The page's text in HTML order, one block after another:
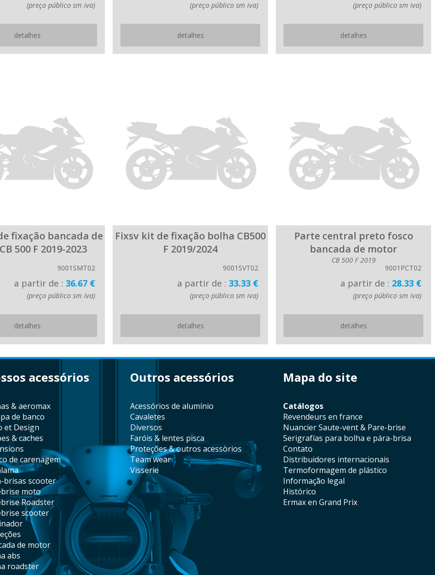
(preço público sm iva)
detalhes
(preço público sm iva)
detalhes
(preço público sm iva)
detalhes
fixação bancada de
500 F 2019-2023
9001SMT02
a partir de : 36.67 €
(preço público sm iva)
detalhes
Fixsv kit de fixação bolha CB500
F 2019/2024
9001SVT02
a partir de : 33.33 €
(preço público sm iva)
detalhes
Parte central preto fosco
bancada de motor
CB 500 F 2019
9001PCT02
a partir de : 28.33 €
(preço público sm iva)
detalhes
acessórios
& aeromax
de banco
et Design
& caches
de carenagem
brisas scooter
moto
Roadster
scooter
de motor
abs
roadster
outros acessórios
acessórios de alumínio
cavaletes
diversos
faróis & lentes pisca
proteções & outros acessòrios
team wear
visserie
mapa do site
catálogos
revendeurs en france
Nuancier Saute-vent & Pare-brise
serigrafías para bolha e pára-brisa
contato
distribuidores internacionais
termoformagem de plástico
informação legal
histórico
Ermax en Grand Prix